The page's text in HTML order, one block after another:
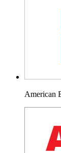
American